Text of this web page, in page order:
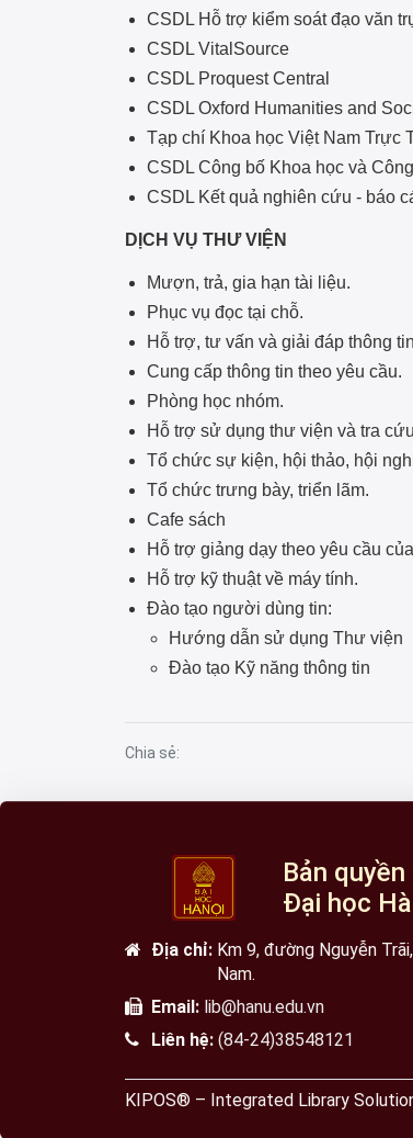
CSDL Hỗ trợ kiểm soát đạo văn
CSDL VitalSource
CSDL Proquest Central
CSDL Oxford Humanities and
Tạp chí Khoa học Việt Nam Trực
CSDL Công bố Khoa học và
CSDL Kết quả nghiên cứu - báo
DỊCH VỤ THƯ VIỆN
Mượn, trả, gia hạn tài liệu.
Phục vụ đọc tại chỗ.
Hỗ trợ, tư vấn và giải đáp thông
Cung cấp thông tin theo yêu cầu.
Phòng học nhóm.
Hỗ trợ sử dụng thư viện và tra
Tổ chức sự kiện, hội thảo, hội
Tổ chức trưng bày, triển lãm.
Cafe sách
Hỗ trợ giảng dạy theo yêu cầu
Hỗ trợ kỹ thuật về máy tính.
Đào tạo người dùng tin:
Hướng dẫn sử dụng Thư viện
Đào tạo Kỹ năng thông tin
Chia sẻ:
Bản
Đại học
Địa chỉ: Km 9, đường Nguyễn
Nam.
Email: lib@hanu.edu.vn
Liên hệ: (84-24)38548121
KIPOS® – Integrated Library